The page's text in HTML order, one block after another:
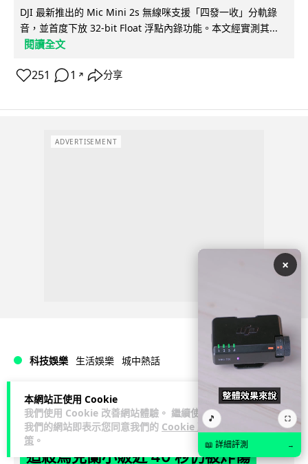
本網站正使用 Cookie
我們使用 Cookie 改善網站體驗。 繼續使用
我們的網站即表示您同意我們的 Cookie 政
策 。
DJI 最新推出的 Mic Mini 2s 無線咪支援「四發一收」分軌錄
音，並首度下放 32-bit Float 浮點內錄功能。本文經實測其...
閱讀全文
251 1 ↗ 分享
ADVERTISEMENT
科技娛樂 生活娛樂 城中熱話
Lawton 2 日
澤連斯基怒斥俄軍「人肉狩獵」 無人機
追殺烏克蘭小販近 40 秒仍被炸傷
×
🎵 ⛶
📖 詳細評測 →